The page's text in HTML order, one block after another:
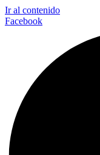
Ir al contenido
Facebook